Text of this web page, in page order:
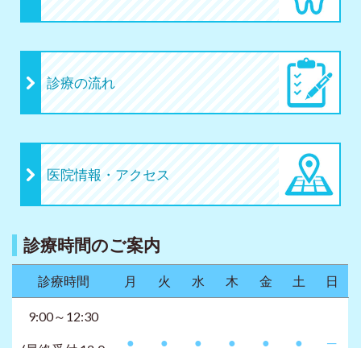
診療の流れ
医院情報・アクセス
診療時間のご案内
診療時間 月 火 水 木 金 土 日
9:00～12:30
● ● ● ● ● ● ─